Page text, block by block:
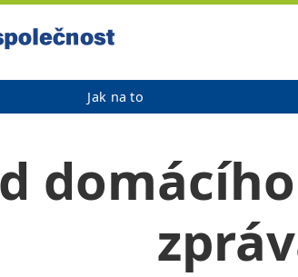
Jak na to